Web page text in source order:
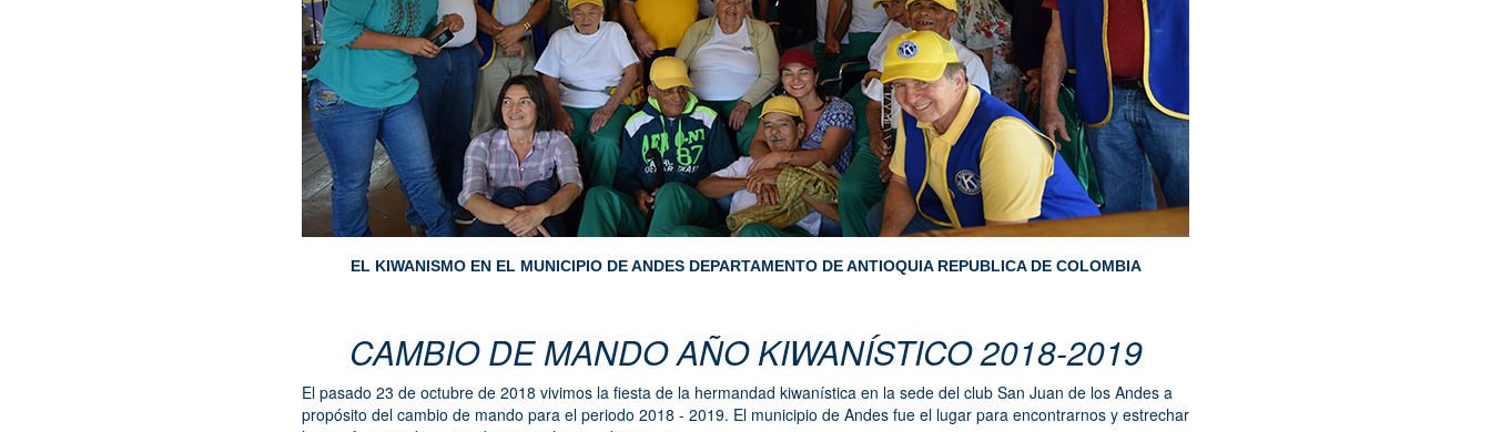
EL KIWANISMO EN EL MUNICIPIO DE ANDES DEPARTAMENTO DE ANTIOQUIA REPUBLICA DE COLOMBIA
CAMBIO DE MANDO AÑO KIWANÍSTICO 2018-2019
El pasado 23 de octubre de 2018 vivimos la fiesta de la hermandad kiwanística en la sede del club San Juan de los Andes a
propósito del cambio de mando para el periodo 2018 - 2019. El municipio de Andes fue el lugar para encontrarnos y estrechar